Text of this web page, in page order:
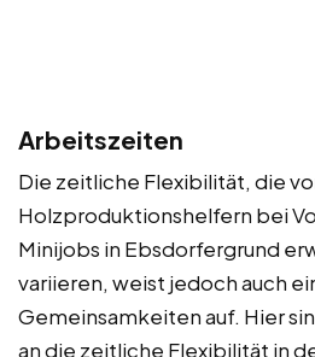
Arbeitszeiten
Die zeitliche Flexibilität, die
Holzproduktionshelfern bei
Minijobs in Ebsdorfergrund
variieren, weist jedoch auch
Gemeinsamkeiten auf. Hier
an die zeitliche Flexibilität in